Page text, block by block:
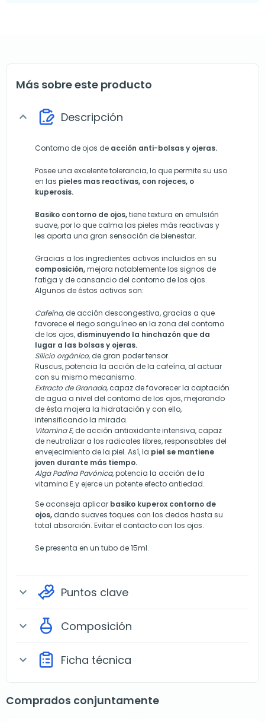
Más sobre este producto
expand_more Descripción
Contorno de ojos de acción anti-bolsas y ojeras.
Posee una excelente tolerancia, lo que permite su uso
en las pieles mas reactivas, con rojeces, o
kuperosis.
Basiko contorno de ojos,tiene textura en emulsión
suave, por lo que calma las pieles más reactivas y
les aporta una gran sensación de bienestar.
Gracias a los ingredientes activos incluidos en su
composición,mejora notablemente los signos de
fatiga y de cansancio del contorno de los ojos.
Algunos de éstos activos son:
Cafeína,de acción descongestiva, gracias a que
favorece el riego sanguíneo en la zona del contorno
de los ojos, disminuyendo la hinchazón que da
lugar a las bolsas y ojeras.
Silicio orgánico,de gran poder tensor.
Ruscus, potencia la acción de la cafeína, al actuar
con su mismo mecanismo.
Extracto de Granada,capaz de favorecer la captación
de agua a nivel del contorno de los ojos, mejorando
de ésta majera la hidratación y con ello,
intensificando la mirada.
Vitamina E,de acción antioxidante intensiva, capaz
de neutralizar a los radicales libres, responsables del
envejecimiento de la piel. Así, la piel se mantiene
joven durante más tiempo.
Alga Padina Pavónica, potencia la acción de la
vitamina E y ejerce un potente efecto antiedad.
Se aconseja aplicar basiko kuperox contorno de
ojos, dando suaves toques con los dedos hasta su
total absorción. Evitar el contacto con los ojos.
Se presenta en un tubo de 15ml.
expand_more Puntos clave
expand_more Composición
expand_more Ficha técnica
Comprados conjuntamente